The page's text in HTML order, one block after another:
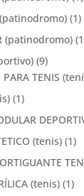
(patinodromo) (1)
(patinodromo)
(9)
PARA TENIS
(1)
(tenis) (1)
(tenis) (1)